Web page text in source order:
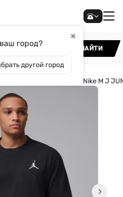
✖
город?
другой город
НАЙТИ
Футболка Nike M J